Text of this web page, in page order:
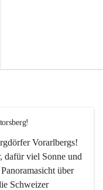
Vorarlbergs!
dafür viel Sonne und
über
Schweizer